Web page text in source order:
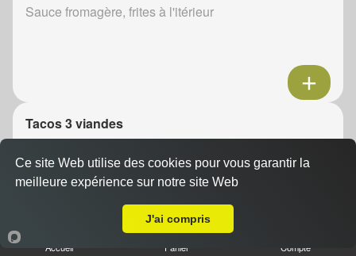
Sauce fromagère, frites à l'itérieur
Tacos 3 viandes
11.00 €
Sauce fromagère, frites à l'itérieur
Accueil Panier Compte
Ce site Web utilise des cookies pour vous garantir la
meilleure expérience sur notre site Web
J'ai compris